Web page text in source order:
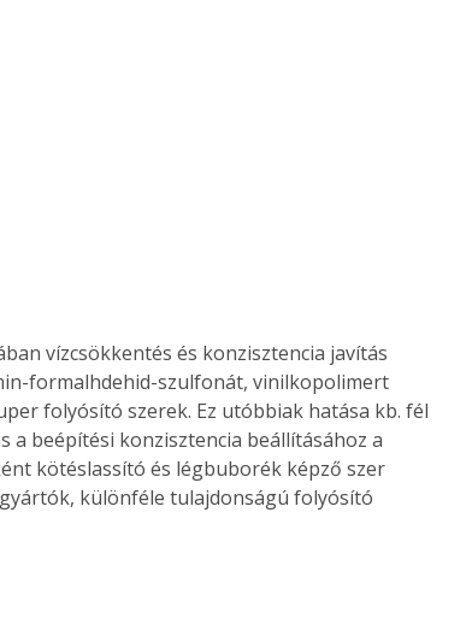
vízcsökkentés és konzisztencia javítás
formalhdehid-szulfonát, vinilkopolimert
folyósító szerek. Ez utóbbiak hatása kb. fél
a beépítési konzisztencia beállításához a
kötéslassító és légbuborék képző szer
különféle tulajdonságú folyósító